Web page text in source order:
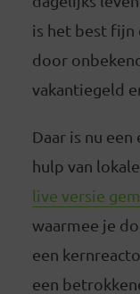
is het best fijn
door
vakantiegeld
Daar is nu
hulp van
live versie
waarmee je
een
een